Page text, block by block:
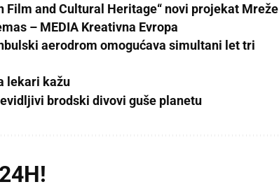
Film and Cultural Heritage“ novi projekat Mreže
– MEDIA Kreativna Evropa
aerodrom omogućava simultani let tri
lekari kažu
brodski divovi guše planetu